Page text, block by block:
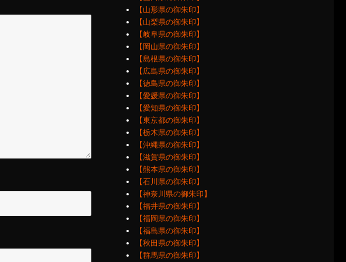
【山形県の御朱印】
【山梨県の御朱印】
【岐阜県の御朱印】
【岡山県の御朱印】
【島根県の御朱印】
【広島県の御朱印】
【徳島県の御朱印】
【愛媛県の御朱印】
【愛知県の御朱印】
【東京都の御朱印】
【栃木県の御朱印】
【沖縄県の御朱印】
【滋賀県の御朱印】
【熊本県の御朱印】
【石川県の御朱印】
【神奈川県の御朱印】
【福井県の御朱印】
【福岡県の御朱印】
【福島県の御朱印】
【秋田県の御朱印】
【群馬県の御朱印】